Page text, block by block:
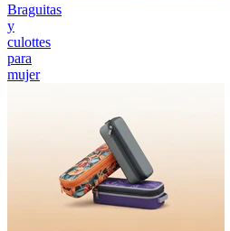
Braguitas
y
culottes
para
mujer